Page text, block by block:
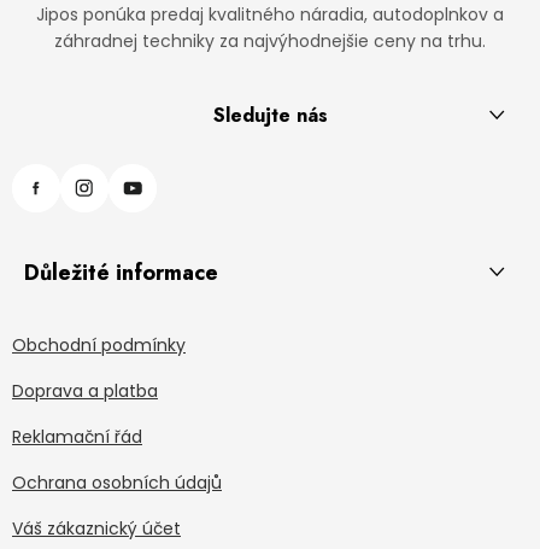
Jipos ponúka predaj kvalitného náradia, autodoplnkov a
záhradnej techniky za najvýhodnejšie ceny na trhu.
Sledujte nás
Důležité informace
Obchodní podmínky
Doprava a platba
Reklamační řád
Ochrana osobních údajů
Váš zákaznický účet